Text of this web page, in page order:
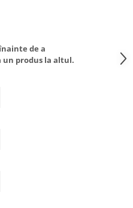
de a
un produs la altul.